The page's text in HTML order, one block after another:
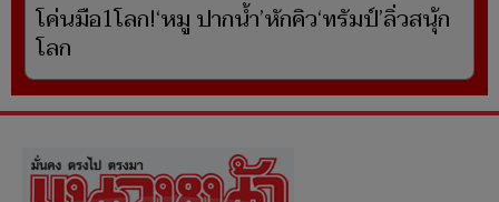
โค่นมือ1โลก!‘หมู ปากน้ำ’หักคิว‘ทรัมป์’ลิ่วสนุ้ก
โลก